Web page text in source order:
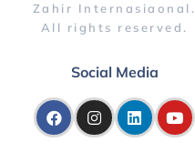
Zahir Internasiaonal.
All rights reserved.
Social Media